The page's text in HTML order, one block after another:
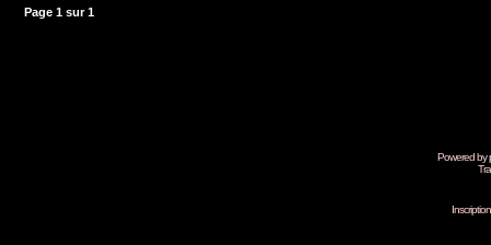
Page 1 sur1
Powered by